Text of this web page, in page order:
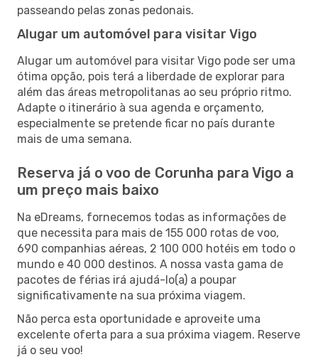
passeando pelas zonas pedonais.
Alugar um automóvel para visitar Vigo
Alugar um automóvel para visitar Vigo pode ser uma
ótima opção, pois terá a liberdade de explorar para
além das áreas metropolitanas ao seu próprio ritmo.
Adapte o itinerário à sua agenda e orçamento,
especialmente se pretende ficar no país durante
mais de uma semana.
Reserva já o voo de Corunha para Vigo a
um preço mais baixo
Na eDreams, fornecemos todas as informações de
que necessita para mais de 155 000 rotas de voo,
690 companhias aéreas, 2 100 000 hotéis em todo o
mundo e 40 000 destinos. A nossa vasta gama de
pacotes de férias irá ajudá-lo(a) a poupar
significativamente na sua próxima viagem.
Não perca esta oportunidade e aproveite uma
excelente oferta para a sua próxima viagem. Reserve
já o seu voo!